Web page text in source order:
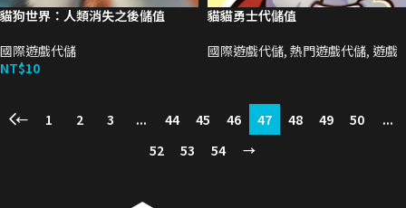
貓狗世界：人類消失之後儲值
國際遊戲代儲
NT$10
貓貓勇士代儲值
國際遊戲代儲, 熱門遊戲代儲, 遊戲
← 1 2 3 ... 44 45 46 47 48 49 50
...
52
53 54 →